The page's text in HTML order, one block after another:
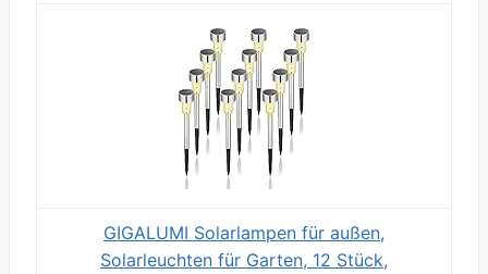
GIGALUMI Solarlampen für außen,
Solarleuchten für Garten, 12 Stück,